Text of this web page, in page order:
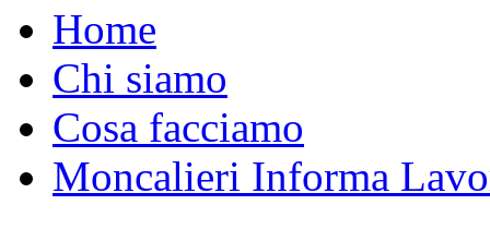
Home
Chi siamo
Cosa facciamo
Moncalieri Informa